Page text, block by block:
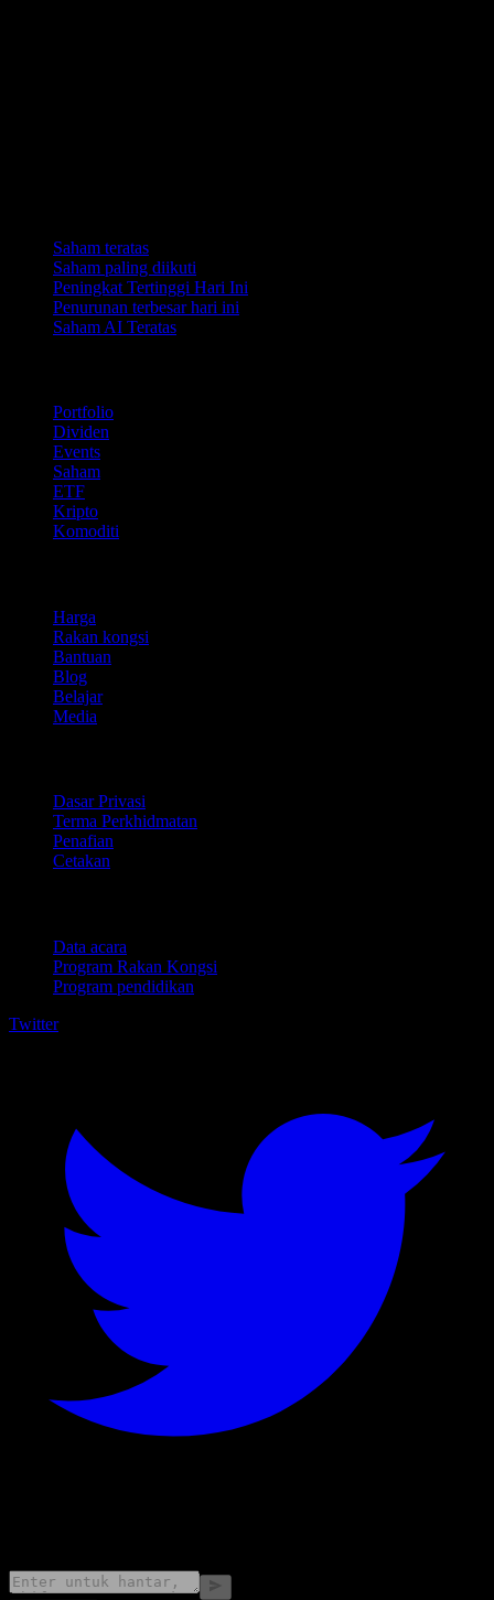
Saham teratas
Saham paling diikuti
Peningkat Tertinggi Hari Ini
Penurunan terbesar hari ini
Saham AI Teratas
Portfolio
Dividen
Events
Saham
ETF
Kripto
Komoditi
Harga
Rakan kongsi
Bantuan
Blog
Belajar
Media
Dasar Privasi
Terma Perkhidmatan
Penafian
Cetakan
Data acara
Program Rakan Kongsi
Program pendidikan
Twitter